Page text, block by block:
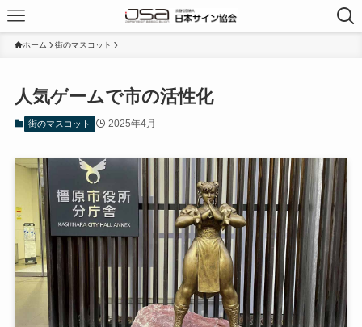
ホーム 街のマスコット
人気ゲームで市の活性化
街のマスコット 2025年4月